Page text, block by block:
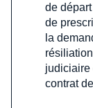
de
de
la
résiliation
judiciaire
contrat